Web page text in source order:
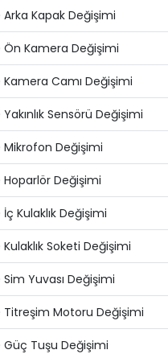
Arka Kapak Değişimi
Ön Kamera Değişimi
Kamera Camı Değişimi
Sensörü Değişimi
Mikrofon Değişimi
Hoparlör Değişimi
İç Kulaklık Değişimi
Kulaklık Soketi Değişimi
Sim Yuvası Değişimi
Titreşim Motoru Değişimi
Güç Tuşu Değişimi